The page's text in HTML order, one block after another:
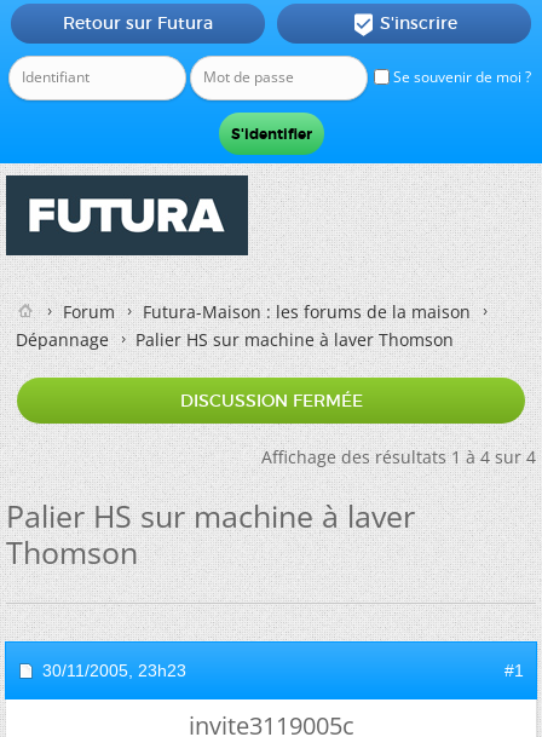
Se souvenir de moi ?
Retour sur Futura  S'inscrire
Forum
Futura-Maison : les forums de la maison
Dépannage
Palier HS sur machine à laver Thomson
DISCUSSION FERMÉE
Affichage des résultats 1 à 4 sur 4
Palier HS sur machine à laver
Thomson
30/11/2005, 23h23 #1
invite3119005c